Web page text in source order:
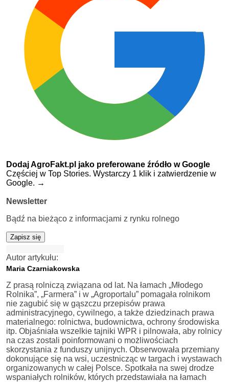
Dodaj AgroFakt.pl jako preferowane źródło w Google
Częściej w Top Stories. Wystarczy 1 klik i zatwierdzenie w
Google. →
Newsletter
Bądź na bieżąco z informacjami z rynku rolnego
Zapisz się
Autor artykułu:
Maria Czarniakowska
Z prasą rolniczą związana od lat. Na łamach „Młodego
Rolnika”, „Farmera” i w „Agroportalu” pomagała rolnikom
nie zagubić się w gąszczu przepisów prawa
administracyjnego, cywilnego, a także dziedzinach prawa
materialnego: rolnictwa, budownictwa, ochrony środowiska
itp. Objaśniała wszelkie tajniki WPR i pilnowała, aby rolnicy
na czas zostali poinformowani o możliwościach
skorzystania z funduszy unijnych. Obserwowała przemiany
dokonujące się na wsi, uczestnicząc w targach i wystawach
organizowanych w całej Polsce. Spotkała na swej drodze
wspaniałych rolników, których przedstawiała na łamach